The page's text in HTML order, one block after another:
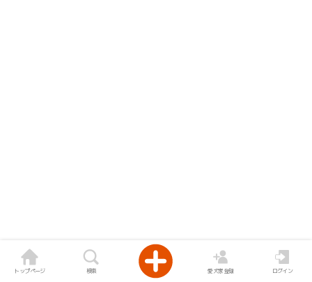
トップページ 検索 愛犬家登録 ログイン